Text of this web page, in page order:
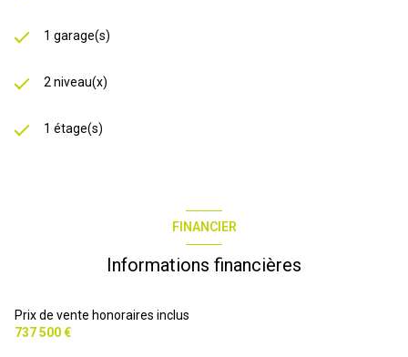
1 garage(s)
2 niveau(x)
1 étage(s)
FINANCIER
Informations financières
Prix de vente honoraires inclus
737 500 €